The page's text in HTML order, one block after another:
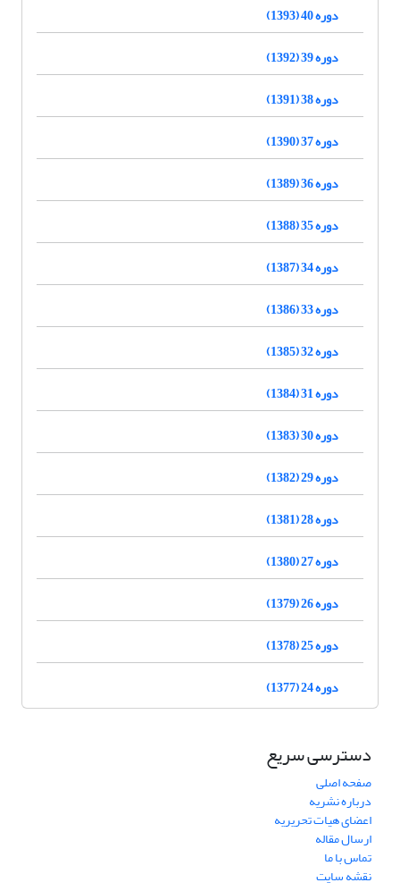
دوره 40 (1393)
دوره 39 (1392)
دوره 38 (1391)
دوره 37 (1390)
دوره 36 (1389)
دوره 35 (1388)
دوره 34 (1387)
دوره 33 (1386)
دوره 32 (1385)
دوره 31 (1384)
دوره 30 (1383)
دوره 29 (1382)
دوره 28 (1381)
دوره 27 (1380)
دوره 26 (1379)
دوره 25 (1378)
دوره 24 (1377)
دسترسی سریع
صفحه اصلی
درباره نشریه
اعضای هیات تحریریه
ارسال مقاله
تماس با ما
نقشه سایت